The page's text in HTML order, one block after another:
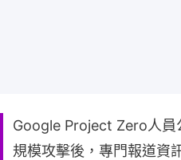
Google Project Zero人員
規模攻擊後，專門報道資